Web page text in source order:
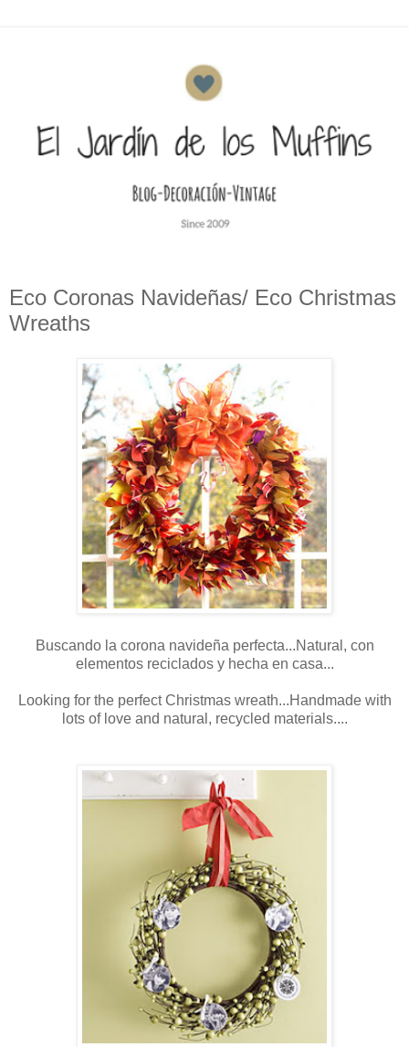
Eco Coronas Navideñas/ Eco Christmas
Wreaths
Buscando la corona navideña perfecta...Natural, con
elementos reciclados y hecha en casa...
Looking for the perfect Christmas wreath...Handmade with
lots of love and natural, recycled materials....